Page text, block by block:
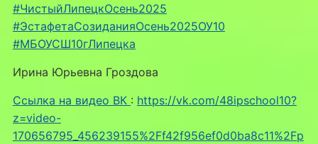
#ЧистыйЛипецкОсень2025
#ЭстафетаСозиданияОсень2025ОУ10
#МБОУСШ10гЛипецка
Ирина Юрьевна Гроздова
Ссылка на видео ВК : https://vk.com/48ipschool10?
z=video-
170656795_456239155%2Ff42f956ef0d0ba8c11%2Fp